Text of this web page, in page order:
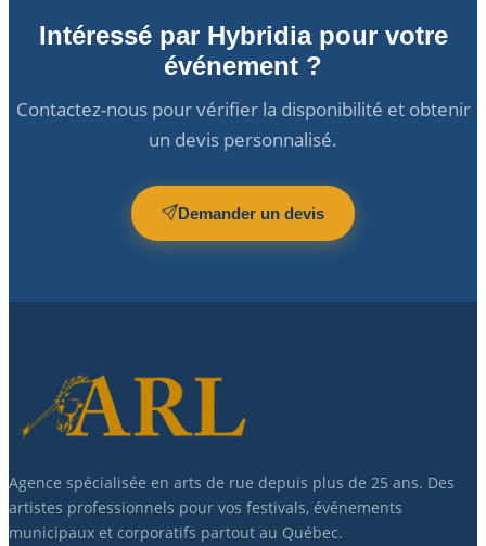
Intéressé par Hybridia pour votre
événement ?
Contactez-nous pour vérifier la disponibilité et obtenir
un devis personnalisé.
Demander un devis
Agence spécialisée en arts de rue depuis plus de 25 ans. Des
artistes professionnels pour vos festivals, événements
municipaux et corporatifs partout au Québec.